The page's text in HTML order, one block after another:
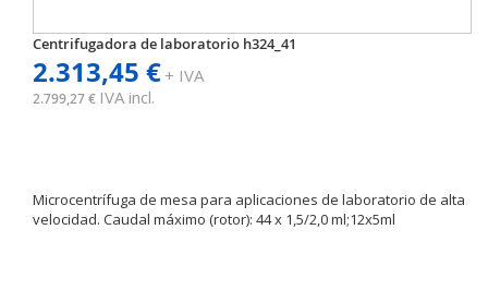
Centrifugadora de laboratorio h324_41
2.313,45 €+ IVA
2.799,27 € IVA incl.
Microcentrífuga de mesa para aplicaciones de laboratorio de alta
velocidad. Caudal máximo (rotor): 44 x 1,5/2,0 ml;12x5ml